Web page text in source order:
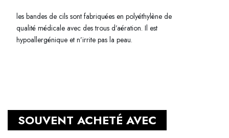
les bandes de cils sont fabriquées en polyéthylène de
qualité médicale avec des trous d’aération. Il est
hypoallergénique et n’irrite pas la peau.
SOUVENT ACHETÉ AVEC